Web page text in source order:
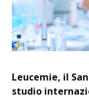
Leucemie, il
studio